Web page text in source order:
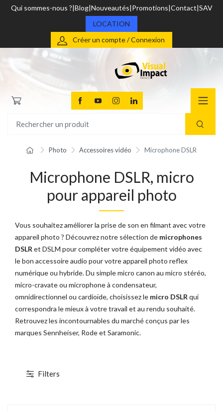
Qui sommes-nous ? Blog Nouveautés Promotions Contact SAV
LOCATION
Créer un compte / Connexion
Photo Accessoires vidéo Microphone DSLR
Canon EOS C700 PL ABonAir AB4000 4K HDR
Microphone DSLR, micro
pour appareil photo
Vous souhaitez améliorer la prise de son en filmant avec votre
appareil photo ? Découvrez notre sélection de microphones
DSLR et DSLM pour compléter votre équipement vidéo avec
le bon accessoire audio pour votre appareil photo reflex
numérique ou hybride. Du simple micro canon au micro stéréo,
micro-cravate ou microphone à condensateur,
omnidirectionnel ou cardioïde, choisissez le micro DSLR qui
correspondra le mieux à votre travail et au rendu souhaité.
Retrouvez les incontournables du marché conçus par les
marques Sennheiser, Rode et Saramonic.
Filters